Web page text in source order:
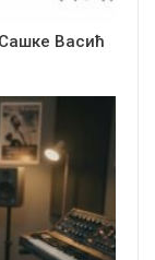
Васић